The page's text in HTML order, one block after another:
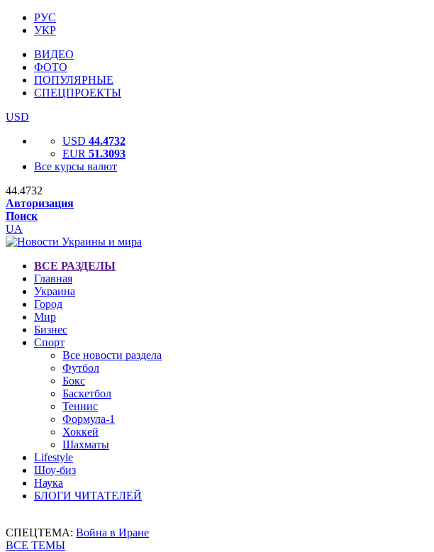
РУС
УКР
ВИДЕО
ФОТО
ПОПУЛЯРНЫЕ
СПЕЦПРОЕКТЫ
USD
USD 44.4732
EUR 51.3093
Все курсы валют
44.4732
Авторизация
Поиск
UA
ВСЕ РАЗДЕЛЫ
Главная
Украина
Город
Мир
Бизнес
Спорт
Все новости раздела
Футбол
Бокс
Баскетбол
Теннис
Формула-1
Хоккей
Шахматы
Lifestyle
Шоу-биз
Наука
БЛОГИ ЧИТАТЕЛЕЙ
СПЕЦТЕМА: Война в Иране
ВСЕ ТЕМЫ